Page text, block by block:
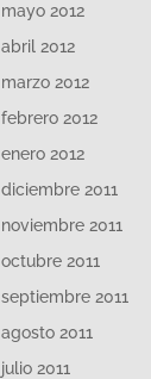
mayo 2012
abril 2012
marzo 2012
febrero 2012
enero 2012
diciembre 2011
noviembre 2011
octubre 2011
septiembre 2011
agosto 2011
julio 2011